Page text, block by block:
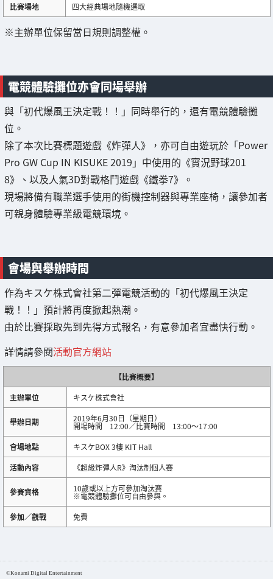
比賽場地
四大經典場地隨機選取
※主辦單位保留當日規則調整權。
電競體驗攤位亦會同場舉辦
與「初代爆風王決定戰！！」同時舉行的，還有電競體驗攤
位。
除了本次比賽標題遊戲《炸彈人》，亦可自由遊玩於「Power
Pro GW Cup IN KISUKE 2019」中使用的《實況野球201
8》、以及人氣3D對戰格鬥遊戲《鐵拳7》。
現場將備有職業選手使用的街機控制器與專業座椅，讓參加者
可親身體驗專業級電競環境。
會場與舉辦時間
作為キスケ株式會社第二彈電競活動的「初代爆風王決定
戰！！」預計將再度掀起熱潮。
由於比賽採取先到先得方式報名，有意參加者宜盡快行動。
詳情請參閱活動官方網站
【比賽概要】
主辦單位
キスケ株式會社
舉辦日期 2019年6月30日（星期日）
開場時間 12:00／比賽時間 13:00～17:00
會場地點
キスケBOX 3樓 KIT Hall
活動內容
《超級炸彈人R》淘汰制個人賽
參賽資格 10歲或以上方可參加淘汰賽
※電競體驗攤位可自由參與。
參加／觀戰
免費
©Konami Digital Entertainment